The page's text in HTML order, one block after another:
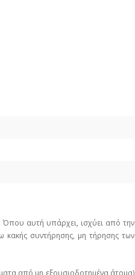
Όπου αυτή υπάρχει, ισχύει από την
κακής συντήρησης, μη τήρησης των
από μη εξουσιοδοτημένα άτομα)